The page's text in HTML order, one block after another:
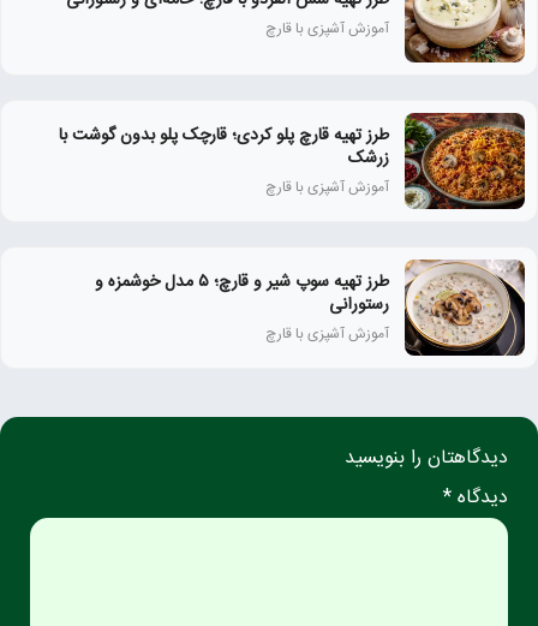
آموزش آشپزی با قارچ
طرز تهیه قارچ پلو کردی؛ قارچک پلو بدون گوشت با
زرشک
آموزش آشپزی با قارچ
طرز تهیه سوپ شیر و قارچ؛ ۵ مدل خوشمزه و
رستورانی
آموزش آشپزی با قارچ
دیدگاهتان را بنویسید
دیدگاه *